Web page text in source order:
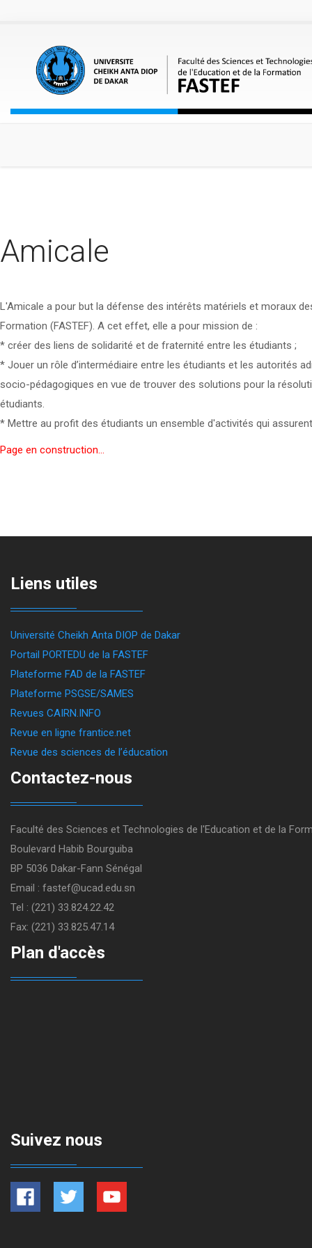
Amicale
L'Amicale a pour but la défense des intérêts matériels et moraux
Formation (FASTEF). A cet effet, elle a pour mission de :
* créer des liens de solidarité et de fraternité entre les étudiants ;
* Jouer un rôle d’intermédiaire entre les étudiants et les autorités
socio-pédagogiques en vue de trouver des solutions pour la
étudiants.
* Mettre au profit des étudiants un ensemble d'activités qui
Page en construction...
Liens utiles
Université Cheikh Anta DIOP de Dakar
Portail PORTEDU de la FASTEF
Plateforme FAD de la FASTEF
Plateforme PSGSE/SAMES
Revues CAIRN.INFO
Revue en ligne frantice.net
Revue des sciences de l’éducation
Contactez-nous
Faculté des Sciences et Technologies de l'Education et de la
Boulevard Habib Bourguiba
BP 5036 Dakar-Fann Sénégal
Email : fastef@ucad.edu.sn
Tel : (221) 33.824.22.42
Fax: (221) 33.825.47.14
Plan d'accès
Suivez nous